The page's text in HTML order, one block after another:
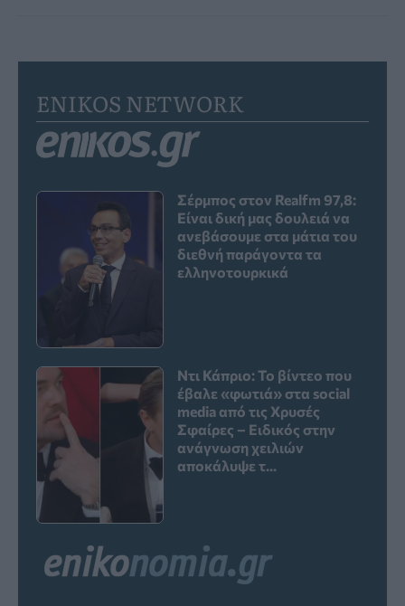
ENIKOS NETWORK
Σέρμπος στον Realfm 97,8:
Είναι δική μας δουλειά να
ανεβάσουμε στα μάτια του
διεθνή παράγοντα τα
ελληνοτουρκικά
Ντι Κάπριο: Το βίντεο που
έβαλε «φωτιά» στα social
media από τις Χρυσές
Σφαίρες – Ειδικός στην
ανάγνωση χειλιών
αποκάλυψε τ...